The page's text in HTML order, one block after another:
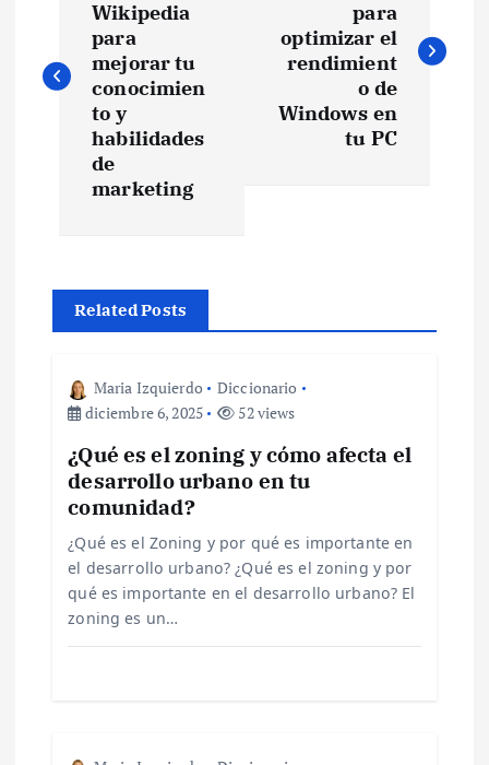
v
e
Wikipedia
para
mejorar tu
conocimien
to y
habilidades
de
marketing
para
optimizar el
rendimient
o de
Windows en
tu PC
Related Posts
Maria Izquierdo
Diccionario
diciembre 6, 2025
52 views
¿Qué es el zoning y cómo afecta el
desarrollo urbano en tu
comunidad?
¿Qué es el Zoning y por qué es importante en
el desarrollo urbano? ¿Qué es el zoning y por
qué es importante en el desarrollo urbano? El
zoning es un…